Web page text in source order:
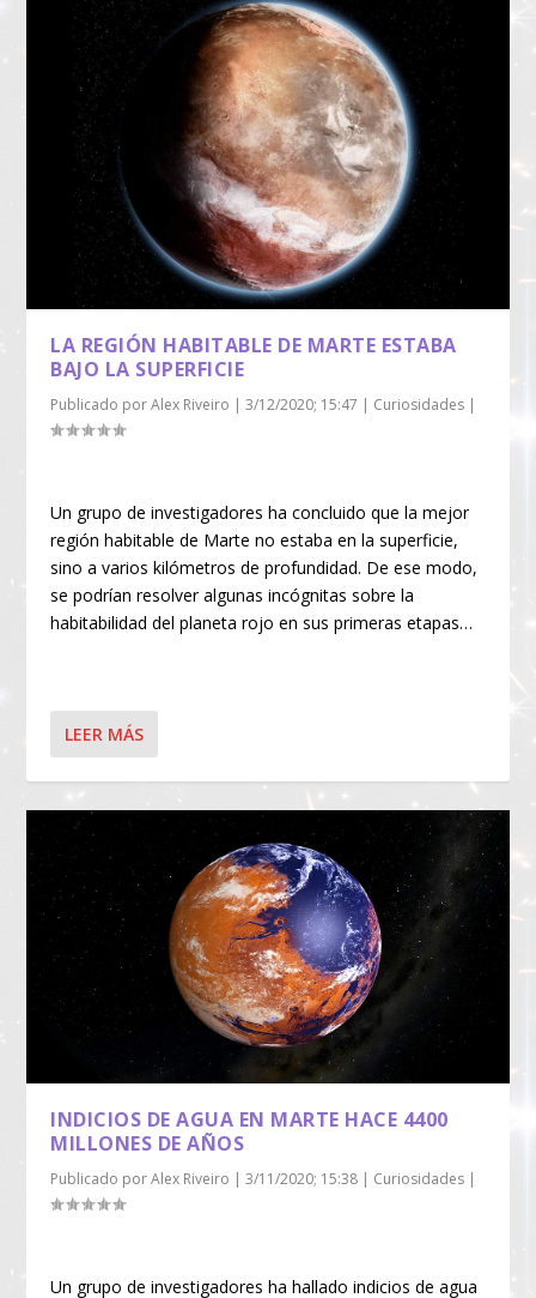
LA REGIÓN HABITABLE DE MARTE ESTABA
BAJO LA SUPERFICIE
Publicado porAlex Riveiro |3/12/2020; 15:47 | Curiosidades |
Un grupo de investigadores ha concluido que la mejor
región habitable de Marte no estaba en la superficie,
sino a varios kilómetros de profundidad. De ese modo,
se podrían resolver algunas incógnitas sobre la
habitabilidad del planeta rojo en sus primeras etapas…
LEER MÁS
INDICIOS DE AGUA EN MARTE HACE 4400
MILLONES DE AÑOS
Publicado porAlex Riveiro |3/11/2020; 15:38 | Curiosidades |
Un grupo de investigadores ha hallado indicios de agua